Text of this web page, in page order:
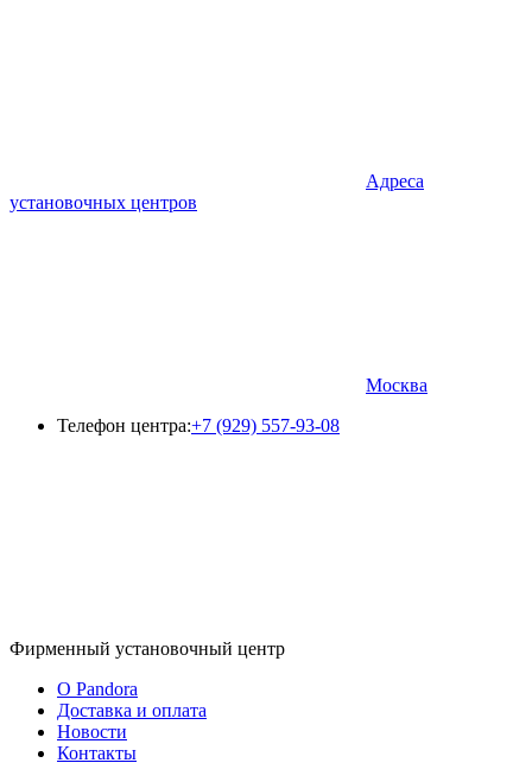
Адреса
установочных центров
Москва
Телефон центра:+7 (929) 557-93-08
Фирменный установочный центр
O Pandora
Доставка и оплата
Новости
Контакты